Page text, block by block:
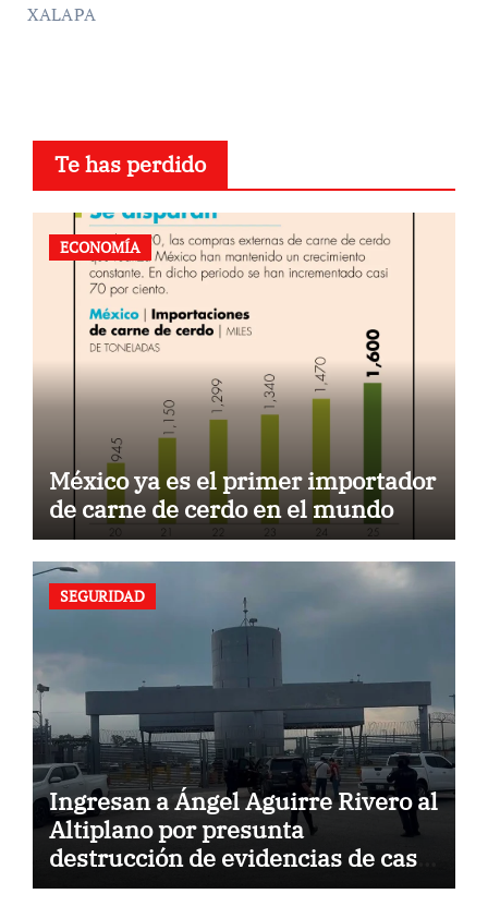
XALAPA
Te has perdido
ECONOMÍA
México ya es el primer importador
de carne de cerdo en el mundo
SEGURIDAD
Ingresan a Ángel Aguirre Rivero al
Altiplano por presunta
destrucción de evidencias de caso
Ayotzinapa